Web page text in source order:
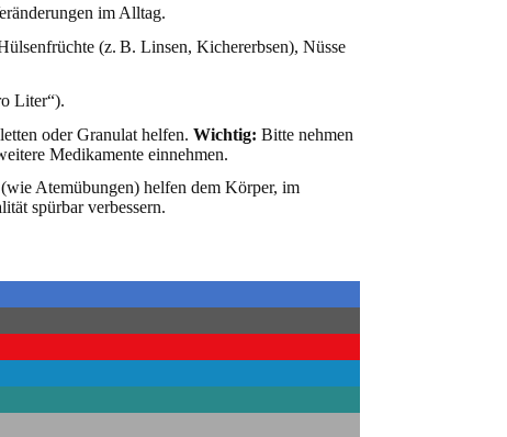
im Alltag.
(z. B. Linsen, Kichererbsen), Nüsse
Liter“).
oder Granulat helfen. Wichtig: Bitte nehmen
Medikamente einnehmen.
Atemübungen) helfen dem Körper, im
spürbar verbessern.